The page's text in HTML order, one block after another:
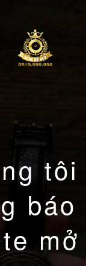
tôi
báo